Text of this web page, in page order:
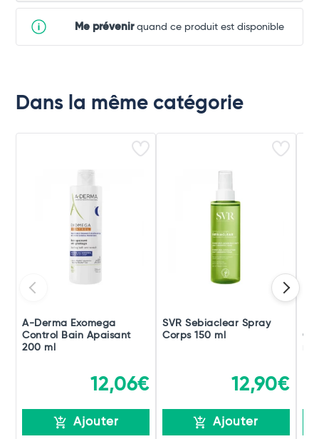
Me prévenirquand ce produit est disponible
Dans la même catégorie
A-Derma Exomega
Control Bain Apaisant
200 ml
12,06€
Ajouter
SVR Sebiaclear Spray
Corps 150 ml
12,90€
Ajouter